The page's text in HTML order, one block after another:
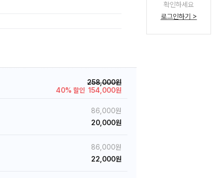
258,000원
40% 할인 154,000원
86,000원
20,000원
86,000원
22,000원
확인하세요
로그인하기 >